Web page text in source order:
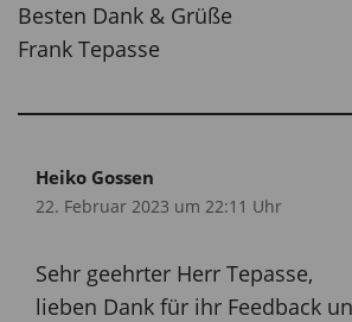
Besten Dank & Grüße
Frank Tepasse
Heiko Gossen
22. Februar 2023 um 22:11 Uhr
Sehr geehrter Herr Tepasse,
lieben Dank für ihr Feedback